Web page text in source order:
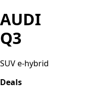
AUDI
Q3
SUV e-hybrid
Deals